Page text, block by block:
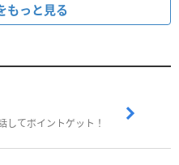
もっと見る
してポイントゲット！